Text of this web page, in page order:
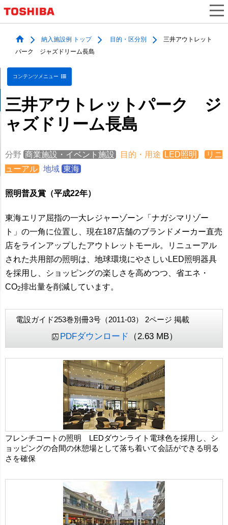
納入施設例 トップ 目的・区分別
三井アウトレット
パーク ジャズドリーム長島
コンテンツメニュー
三井アウトレットパーク ジ
ャズドリーム長島
分野 商業施設・イベント施設 目的・用途 LED照明
リニ
ューアル
地域 東海
照明普及賞（平成22年）
東海エリア屈指の一大レジャーゾーン「ナガシマリゾー
ト」の一角に位置し、現在187店舗のブランドメーカー直売
店をラインアップしたアウトレットモール。リニューアル
された共用部の照明は、地球環境にやさしいLED照明器具
を採用し、ショッピングの楽しさを高めつつ、省エネ・
CO2排出量を削減しています。
電設ガイド253巻別冊3号（2011-03） 2ページ 掲載
PDFダウンロード （2.63 MB）
フレンチコートの照明 LEDダウンライト電球色を採用し、シ
ョッピングの合間の休憩場として落ち着いて会話ができる明る
さを確保